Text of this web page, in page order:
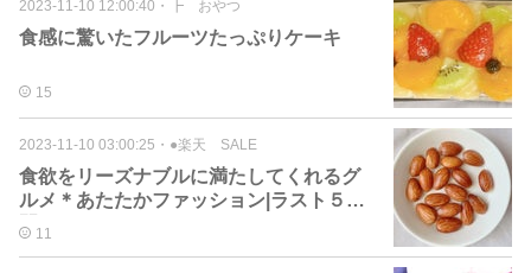
2023-11-10 12:00:40 ・ ┣ おやつ
食感に驚いたフルーツたっぷりケーキ
15
2023-11-10 03:00:25 ・ ●楽天 SALE
食欲をリーズナブルに満たしてくれるグ
ルメ＊あたたかファッション|ラスト５時
間SALE
11